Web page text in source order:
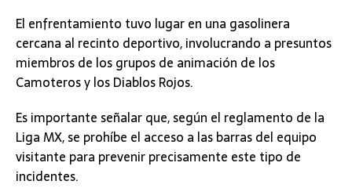
El enfrentamiento tuvo lugar en una gasolinera
cercana al recinto deportivo, involucrando a presuntos
miembros de los grupos de animación de los
Camoteros y los Diablos Rojos.
Es importante señalar que, según el reglamento de la
Liga MX, se prohíbe el acceso a las barras del equipo
visitante para prevenir precisamente este tipo de
incidentes.